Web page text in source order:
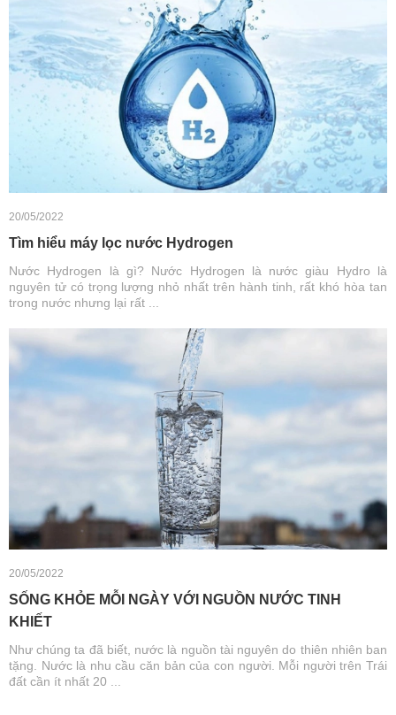
20/05/2022
Tìm hiểu máy lọc nước Hydrogen
Nước Hydrogen là gì? Nước Hydrogen là nước giàu Hydro là
nguyên tử có trọng lượng nhỏ nhất trên hành tinh, rất khó hòa tan
trong nước nhưng lại rất ...
20/05/2022
SỐNG KHỎE MỖI NGÀY VỚI NGUỒN NƯỚC TINH
KHIẾT
Như chúng ta đã biết, nước là nguồn tài nguyên do thiên nhiên ban
tặng. Nước là nhu cầu căn bản của con người. Mỗi người trên Trái
đất cần ít nhất 20 ...